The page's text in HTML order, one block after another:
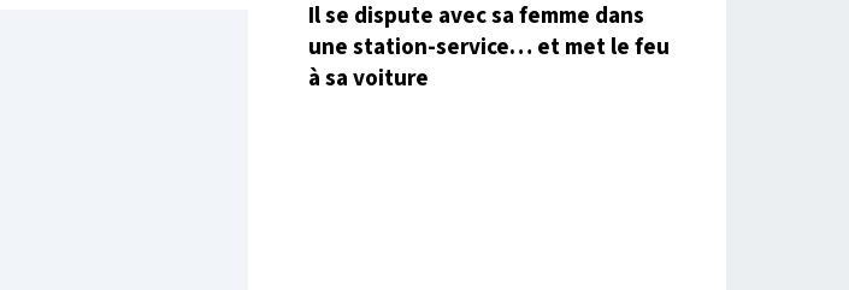
Il se dispute avec sa femme dans
une station-service… et met le feu
à sa voiture